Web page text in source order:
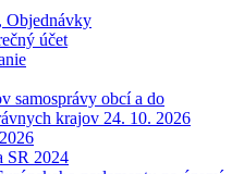
Objednávky
účet
samosprávy obcí a do
krajov 24. 10. 2026
SR 2024